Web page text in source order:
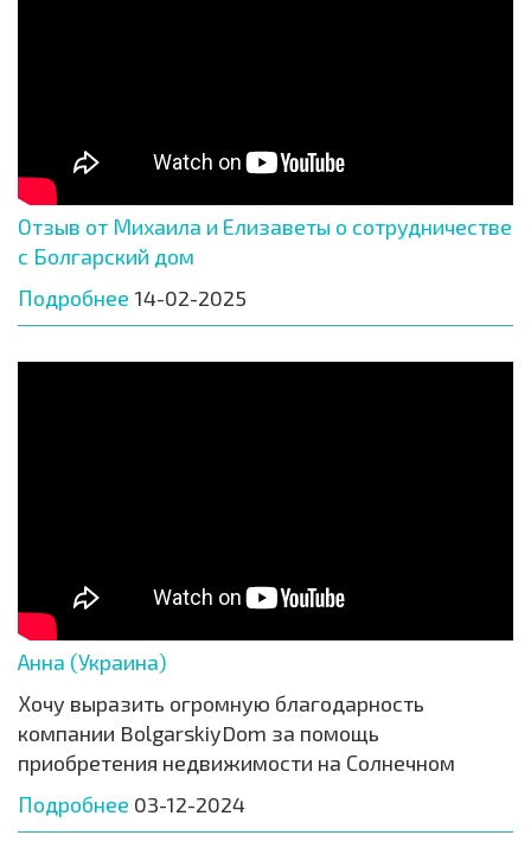
Отзыв от Михаила и Елизаветы о сотрудничестве
с Болгарский дом
Подробнее 14-02-2025
Анна (Украина)
Хочу выразить огромную благодарность
компании BolgarskiyDom за помощь
приобретения недвижимости на Солнечном
Подробнее 03-12-2024